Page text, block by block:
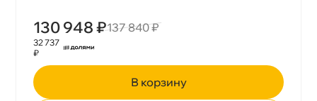
130 948 ₽137 840 ₽
32 737
₽
корзину